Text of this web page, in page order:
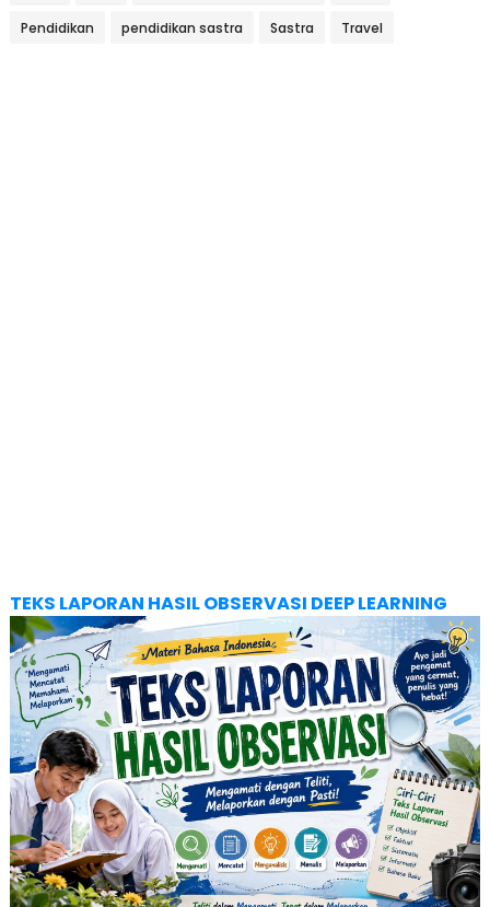
Pendidikan pendidikan sastra Sastra Travel
TEKS LAPORAN HASIL OBSERVASI DEEP LEARNING